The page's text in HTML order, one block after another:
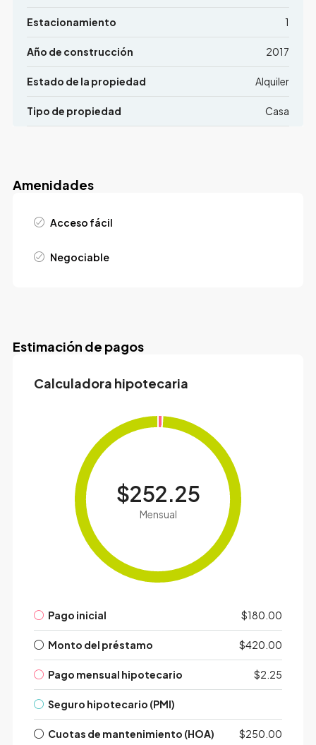
Estacionamiento 1
Año de construcción 2017
Estado de la propiedad Alquiler
Tipo de propiedad Casa
Amenidades
Acceso fácil
Negociable
Estimación de pagos
Calculadora hipotecaria
$252.25
Mensual
Pago inicial $180.00
Monto del préstamo $420.00
Pago mensual hipotecario $2.25
Seguro hipotecario (PMI)
Cuotas de mantenimiento (HOA) $250.00